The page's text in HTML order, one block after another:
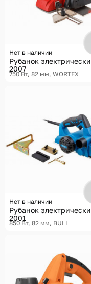
Нет в наличии
Рубанок
2007
750 Вт, 82 мм WORTEX
Нет в наличии
Рубанок
2001
850 Вт, 82 мм BULL